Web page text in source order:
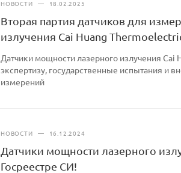
НОВОСТИ — 18.02.2025
Вторая партия датчиков для
излучения Cai Huang
Датчики мощности лазерного излучения
экспертизу, государственные испытания и
измерений
НОВОСТИ — 16.12.2024
Датчики мощности лазерного
Госреестре СИ!